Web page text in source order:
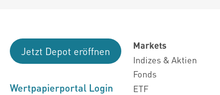
Jetzt Depot eröffnen
Wertpapierportal Login
Markets
Indizes & Aktien
Fonds
ETF